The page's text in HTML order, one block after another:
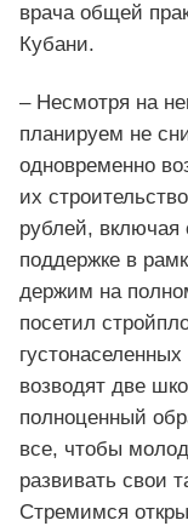
врача общей
Кубани.
– Несмотря на
планируем не
одновременно
их
рублей,
поддержке в
держим на
посетил
возводят две
полноценный
все, чтобы
развивать свои
Стремимся